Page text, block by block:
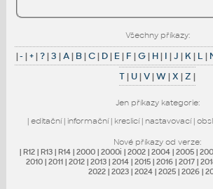
Všechny příkazy:
|- |+|?|3 |A| B|C| D| E| F |G| H| I |J | K| L |
T| U|V|W|X |Z |
Jen příkazy kategorie:
| editační| informační| kreslicí| nastavovací|
Nové příkazy od verze:
| R12 | R13 | R14 | 2000 | 2000i | 2002 | 2004 | 2005 |
2010 | 2011 | 2012 | 2013 | 2014 | 2015 | 2016 | 2017 |
2022 | 2023 | 2024 | 2025 | 2026 |